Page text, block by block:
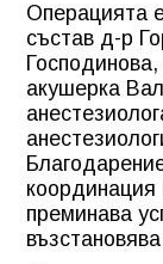
Операцията
състав д-р
акушерка
координация
преминава